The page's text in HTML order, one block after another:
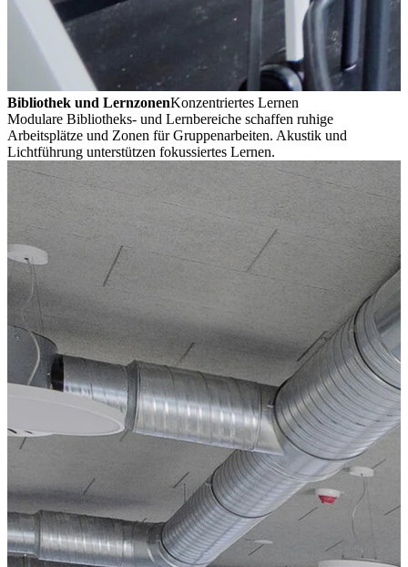
Bibliothek und LernzonenKonzentriertes Lernen
Modulare Bibliotheks- und Lernbereiche schaffen ruhige
Arbeitsplätze und Zonen für Gruppenarbeiten. Akustik und
Lichtführung unterstützen fokussiertes Lernen.